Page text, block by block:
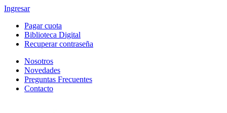
Ingresar
Pagar cuota
Biblioteca Digital
Recuperar contraseña
Nosotros
Novedades
Preguntas Frecuentes
Contacto